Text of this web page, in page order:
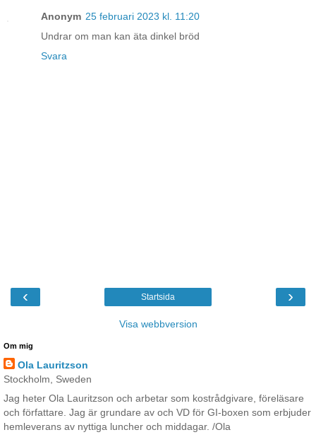
Anonym 25 februari 2023 kl. 11:20
Undrar om man kan äta dinkel bröd
Svara
‹ ›
Startsida
Visa webbversion
Om mig
Ola Lauritzson
Stockholm, Sweden
Jag heter Ola Lauritzson och arbetar som kostrådgivare, föreläsare
och författare. Jag är grundare av och VD för GI-boxen som erbjuder
hemleverans av nyttiga luncher och middagar. /Ola